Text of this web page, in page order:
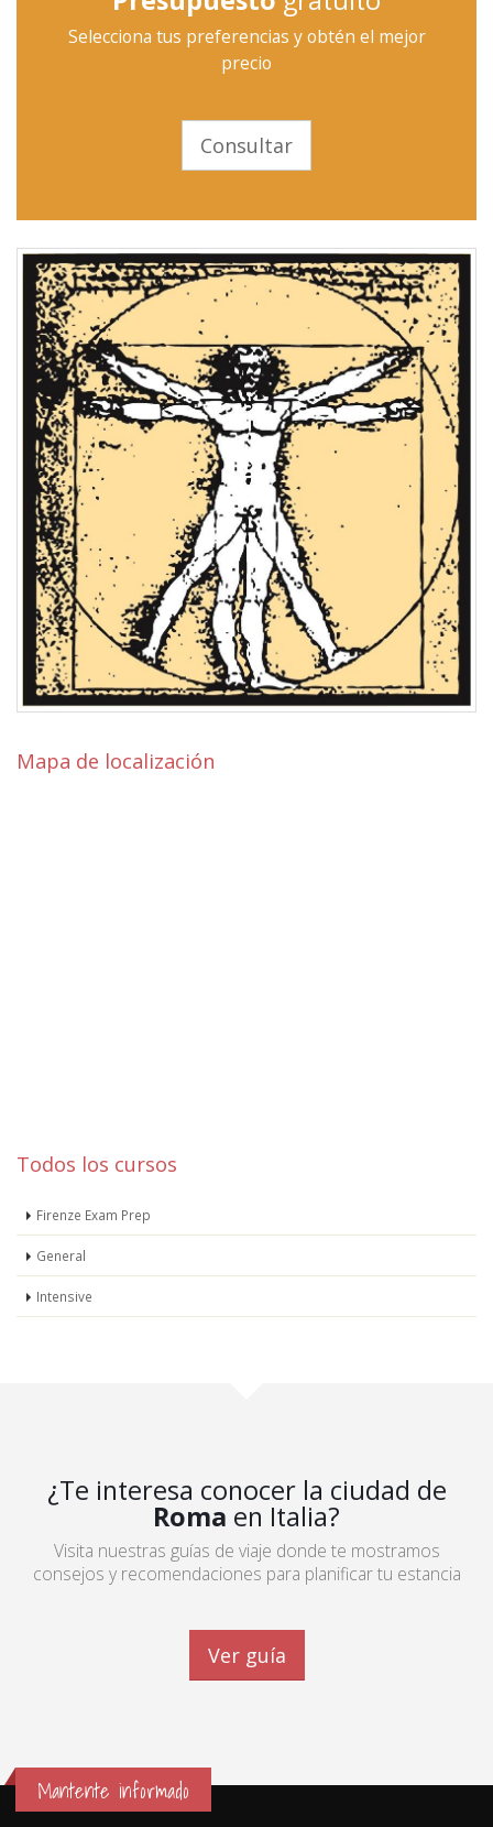
Selecciona tus preferencias y obtén el mejor
precio
Consultar
Mapa de localización
Todos los cursos
Firenze Exam Prep
General
Intensive
¿Te interesa conocer la ciudad de
Roma en Italia?
Visita nuestras guías de viaje donde te mostramos
consejos y recomendaciones para planificar tu estancia
Ver guía
Mantente informado